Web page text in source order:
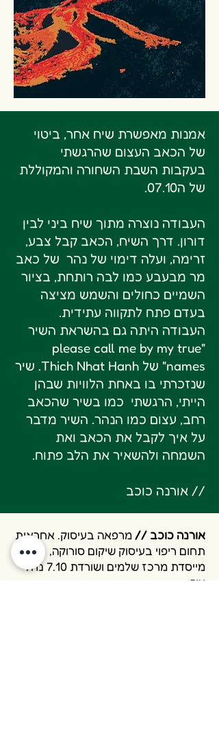
אמנות מאפשרת שיח אחר, ביטוי
של הכאב העצום שהרגשתי
בעקבות השבת השחורה והמקוללת
של ה07.10.
העבודה נוצרה מתוך שיח ביני לבין
דורון. דרך השיח, הכאב קבל צבע,
זרימה, ועלה דימוי של נהר של כאב
מר מבעבע כמו לבה רותחת, בציור
השמיים כחולים והשמש מציצה
בעדם פתח לתקווה עתידית.
העבודה היתה גם בהשראת השיר
"please call me by my true
names" של Thich Nhat Hanh. שיר
שנזכרתי בו באחת הלוויות שבהן
הייתי, הרגשתי כמו בשיר שהכאב
רחב, עצום כמו הנהר. השיר מדבר
על איך לקבל את הכאב ואת
השמחה ולהשאיר את הלב פתוח.
// אורנה כוכב
אורנה כוכב // מרפאה בעיסוק. אחראית
תחום ריפוי בעיסוק שיקום סורוקה,
מייסדת מרכז שלמים ושורדת 7.10 נחל
עוז.